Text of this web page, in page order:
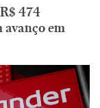
474
avanço em